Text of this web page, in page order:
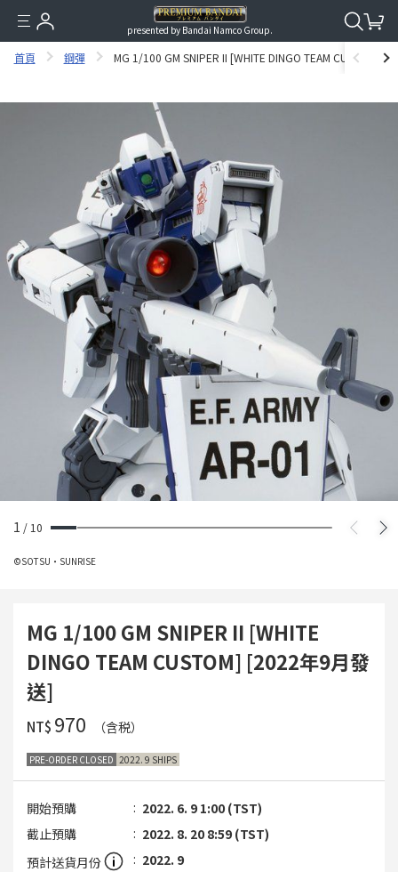
presented by Bandai Namco Group.
首頁 鋼彈 MG 1/100 GM SNIPER II [WHITE DINGO TEAM CUSTOM]
1 / 10
©SOTSU・SUNRISE
MG 1/100 GM SNIPER II [WHITE
DINGO TEAM CUSTOM] [2022年9月發
送]
NT$ ‌970 （含税）
PRE-ORDER CLOSED 2022. 9 SHIPS
開始預購
2022. 6. 9 1:00 (TST)
截止預購
2022. 8. 20 8:59 (TST)
預計送貨月份
2022. 9